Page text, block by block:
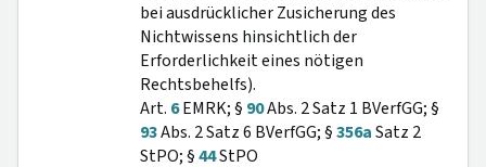
bei ausdrücklicher Zusicherung des
Nichtwissens hinsichtlich der
Erforderlichkeit eines nötigen
Rechtsbehelfs).
Art. 6EMRK; § 90Abs. 2 Satz 1 BVerfGG; §
93Abs. 2 Satz 6 BVerfGG; §356aSatz 2
StPO; §44StPO